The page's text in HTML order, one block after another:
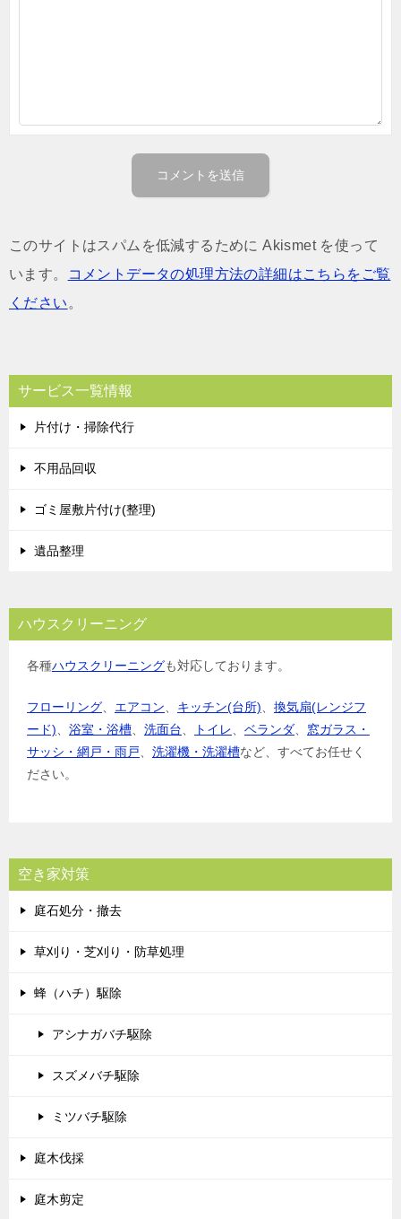
このサイトはスパムを低減するために Akismet を使って
います。
コメントデータの処理方法の詳細はこちらをご覧
ください 。
サービス一覧情報
片付け・掃除代行
不用品回収
ゴミ屋敷片付け(整理)
遺品整理
ハウスクリーニング
各種ハウスクリーニングも対応しております。
フローリング エアコン キッチン(台所)
換気扇(レンジフ
ード)
浴室・浴槽 洗面台 トイレ ベランダ
窓ガラス・
サッシ・網戸・雨戸
洗濯機・洗濯槽など、すべてお任せく
ださい。
空き家対策
庭石処分・撤去
草刈り・芝刈り・防草処理
蜂（ハチ）駆除
アシナガバチ駆除
スズメバチ駆除
ミツバチ駆除
庭木伐採
庭木剪定